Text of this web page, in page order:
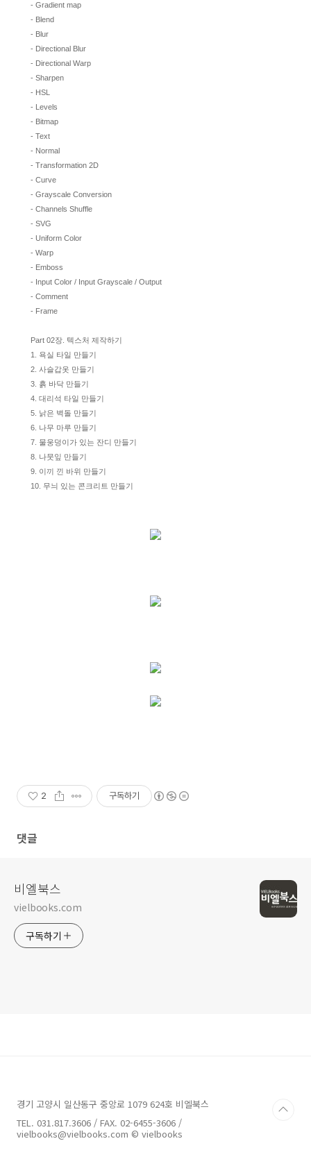
- Gradient map
- Blend
- Blur
- Directional Blur
- Directional Warp
- Sharpen
- HSL
- Levels
- Bitmap
- Text
- Normal
- Transformation 2D
- Curve
- Grayscale Conversion
- Channels Shuffle
- SVG
- Uniform Color
- Warp
- Emboss
- Input Color / Input Grayscale / Output
- Comment
- Frame
Part 02장. 텍스처 제작하기
1. 욕실 타일 만들기
2. 사슬갑옷 만들기
3. 흙 바닥 만들기
4. 대리석 타일 만들기
5. 낡은 벽돌 만들기
6. 나무 마루 만들기
7. 물웅덩이가 있는 잔디 만들기
8. 나뭇잎 만들기
9. 이끼 낀 바위 만들기
10. 무늬 있는 콘크리트 만들기
2 구독하기
댓글
비엘북스
vielbooks.com
구독하기
경기 고양시 일산동구 중앙로 1079 624호 비엘북스
TEL. 031.817.3606 / FAX. 02-6455-3606 /
vielbooks@vielbooks.com © vielbooks